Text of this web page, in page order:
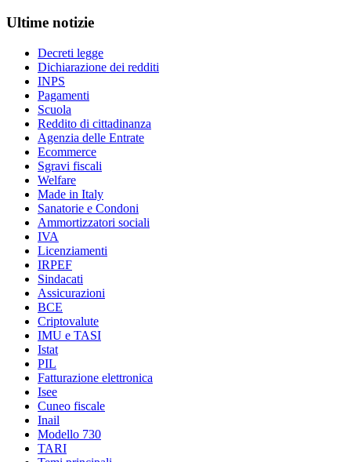
Ultime notizie
Decreti legge
Dichiarazione dei redditi
INPS
Pagamenti
Scuola
Reddito di cittadinanza
Agenzia delle Entrate
Ecommerce
Sgravi fiscali
Welfare
Made in Italy
Sanatorie e Condoni
Ammortizzatori sociali
IVA
Licenziamenti
IRPEF
Sindacati
Assicurazioni
BCE
Criptovalute
IMU e TASI
Istat
PIL
Fatturazione elettronica
Isee
Cuneo fiscale
Inail
Modello 730
TARI